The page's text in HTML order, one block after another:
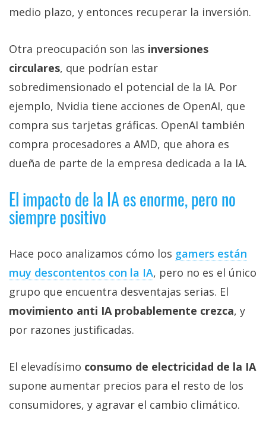
medio plazo, y entonces recuperar la inversión.
Otra preocupación son las inversiones
circulares, que podrían estar
sobredimensionado el potencial de la IA. Por
ejemplo, Nvidia tiene acciones de OpenAI, que
compra sus tarjetas gráficas. OpenAI también
compra procesadores a AMD, que ahora es
dueña de parte de la empresa dedicada a la IA.
El impacto de la IA es enorme, pero no
siempre positivo
Hace poco analizamos cómo los gamers están
muy descontentos con la IA‎, pero no es el único
grupo que encuentra desventajas serias. El
movimiento anti IA probablemente crezca, y
por razones justificadas.
El elevadísimo consumo de electricidad de la IA
supone aumentar precios para el resto de los
consumidores, y agravar el cambio climático.